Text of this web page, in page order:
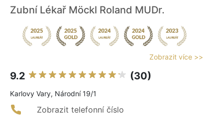
Zubní Lékař Möckl Roland MUDr.
Zobrazit více >>
9.2 (30)
Karlovy Vary, Národní 19/1
Zobrazit telefonní číslo